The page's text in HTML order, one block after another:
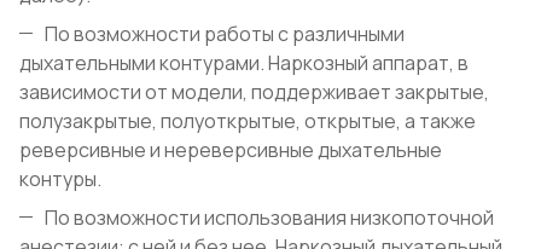
По возможности работы с различными
дыхательными контурами. Наркозный аппарат, в
зависимости от модели, поддерживает закрытые,
полузакрытые, полуоткрытые, открытые, а также
реверсивные и нереверсивные дыхательные
контуры.
По возможности использования низкопоточной